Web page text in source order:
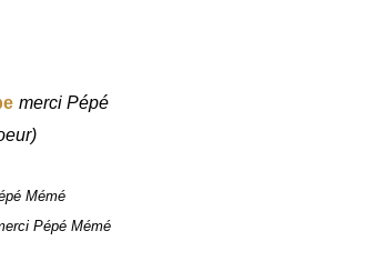
merci Pépé
Mémé
Pépé Mémé